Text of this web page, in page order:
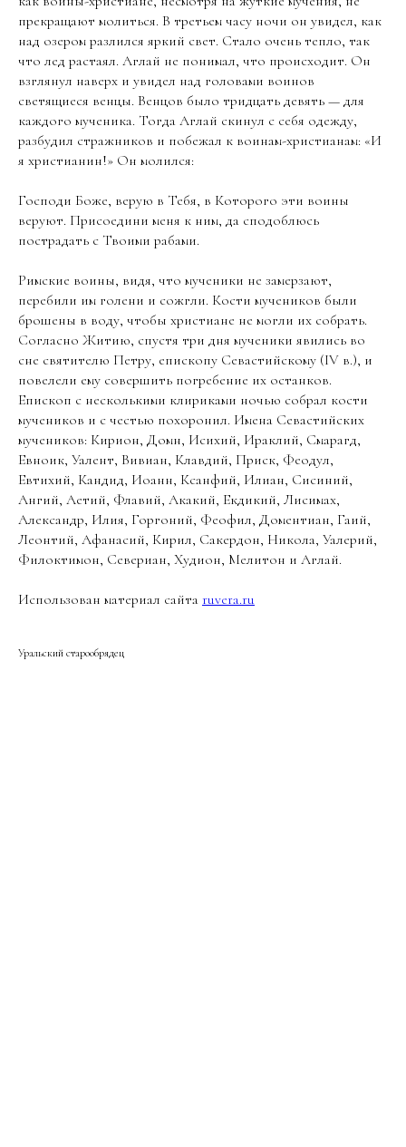
прекращают молиться. В третьем часу ночи он увидел, как
над озером разлился яркий свет. Стало очень тепло, так
что лед растаял. Аглай не понимал, что происходит. Он
взглянул наверх и увидел над головами воинов
светящиеся венцы. Венцов было тридцать девять — для
каждого мученика. Тогда Аглай скинул с себя одежду,
разбудил стражников и побежал к воинам-христианам: «И
я христианин!» Он молился:
Господи Боже, верую в Тебя, в Которого эти воины
веруют. Присоедини меня к ним, да сподоблюсь
пострадать с Твоими рабами.
Римские воины, видя, что мученики не замерзают,
перебили им голени и сожгли. Кости мучеников были
брошены в воду, чтобы христиане не могли их собрать.
Согласно Житию, спустя три дня мученики явились во
сне святителю Петру, епископу Севастийскому (IV в.), и
повелели ему совершить погребение их останков.
Епископ с несколькими клириками ночью собрал кости
мучеников и с честью похоронил. Имена Севастийских
мучеников: Кирион, Домн, Исихий, Ираклий, Смарагд,
Евноик, Уалент, Вивиан, Клавдий, Приск, Феодул,
Евтихий, Кандид, Иоанн, Ксанфий, Илиан, Сисиний,
Ангий, Аетий, Флавий, Акакий, Екдикий, Лисимах,
Александр, Илия, Горгоний, Феофил, Доментиан, Гаий,
Леонтий, Афанасий, Кирил, Сакердон, Никола, Уалерий,
Филоктимон, Севериан, Худион, Мелитон и Аглай.
Использован материал сайта ruvera.ru
Уральский старообрядец